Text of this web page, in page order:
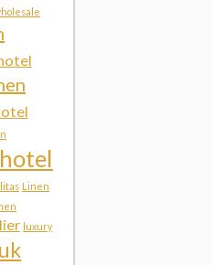
Linen
luxury